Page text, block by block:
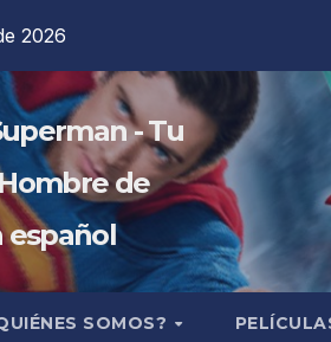
2026
- Tu
de
español
SOMOS?